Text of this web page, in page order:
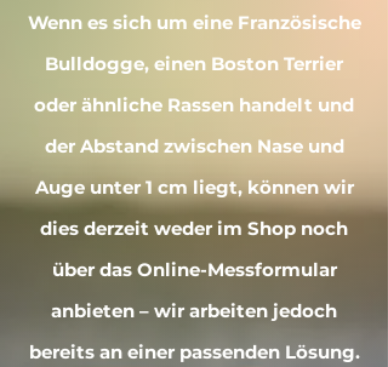
Wenn es sich um eine Französische
Bulldogge, einen Boston Terrier
oder ähnliche Rassen handelt und
der Abstand zwischen Nase und
Auge unter 1 cm liegt, können wir
dies derzeit weder im Shop noch
über das Online-Messformular
anbieten – wir arbeiten jedoch
bereits an einer passenden Lösung.